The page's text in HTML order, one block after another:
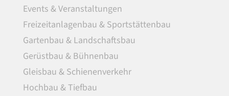
Events & Veranstaltungen
Freizeitanlagenbau & Sportstättenbau
Gartenbau & Landschaftsbau
Gerüstbau & Bühnenbau
Gleisbau & Schienenverkehr
Hochbau & Tiefbau